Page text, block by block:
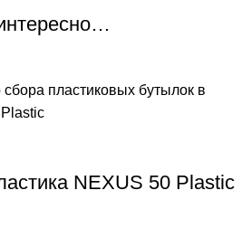
NEXUS 50 Plastic